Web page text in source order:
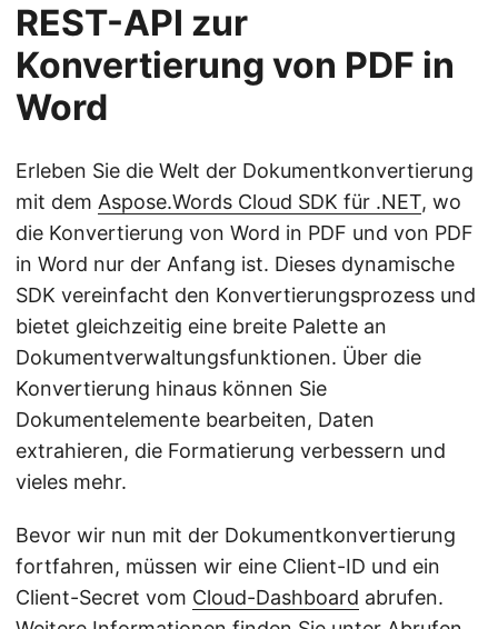
REST-API zur
Konvertierung von PDF in
Word
Erleben Sie die Welt der Dokumentkonvertierung
mit dem Aspose.Words Cloud SDK für .NET, wo
die Konvertierung von Word in PDF und von PDF
in Word nur der Anfang ist. Dieses dynamische
SDK vereinfacht den Konvertierungsprozess und
bietet gleichzeitig eine breite Palette an
Dokumentverwaltungsfunktionen. Über die
Konvertierung hinaus können Sie
Dokumentelemente bearbeiten, Daten
extrahieren, die Formatierung verbessern und
vieles mehr.
Bevor wir nun mit der Dokumentkonvertierung
fortfahren, müssen wir eine Client-ID und ein
Client-Secret vom Cloud-Dashboard abrufen.